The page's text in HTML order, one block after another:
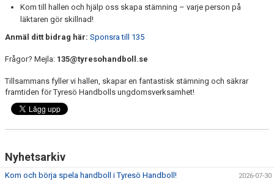
Kom till hallen och hjälp oss skapa stämning – varje person på
läktaren gör skillnad!
Anmäl ditt bidrag här: Sponsra till 135
Frågor? Mejla: 135@tyresohandboll.se
Tillsammans fyller vi hallen, skapar en fantastisk stämning och säkrar
framtiden för Tyresö Handbolls ungdomsverksamhet!
Nyhetsarkiv
Kom och börja spela handboll i Tyresö Handboll! 2026-07-30